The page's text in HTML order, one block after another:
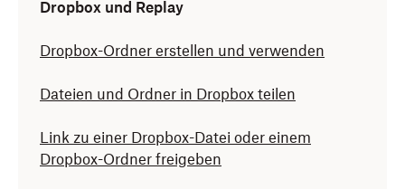
Dropbox und Replay
Dropbox-Ordner erstellen und verwenden
Dateien und Ordner in Dropbox teilen
Link zu einer Dropbox-Datei oder einem
Dropbox-Ordner freigeben